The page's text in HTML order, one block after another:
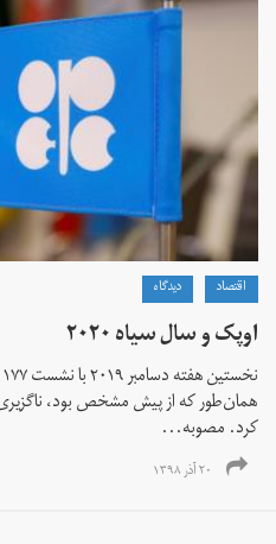
اقتصاد دیدگاه
اوپک و سال سیاه ۲۰۲۰
همان‌طور که از پیش مشخص بود،
کرد. مصوبه...
۲۰ آذر ۱۳۹۸